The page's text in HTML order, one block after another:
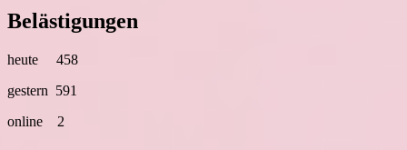
Belästigungen
heute 458
gestern 591
online 2